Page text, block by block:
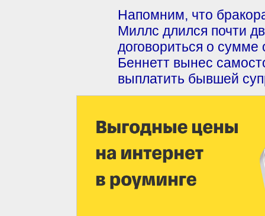
Напомним, что
Миллс длился почти
договориться о сумме
Беннетт вынес
выплатить бывшей